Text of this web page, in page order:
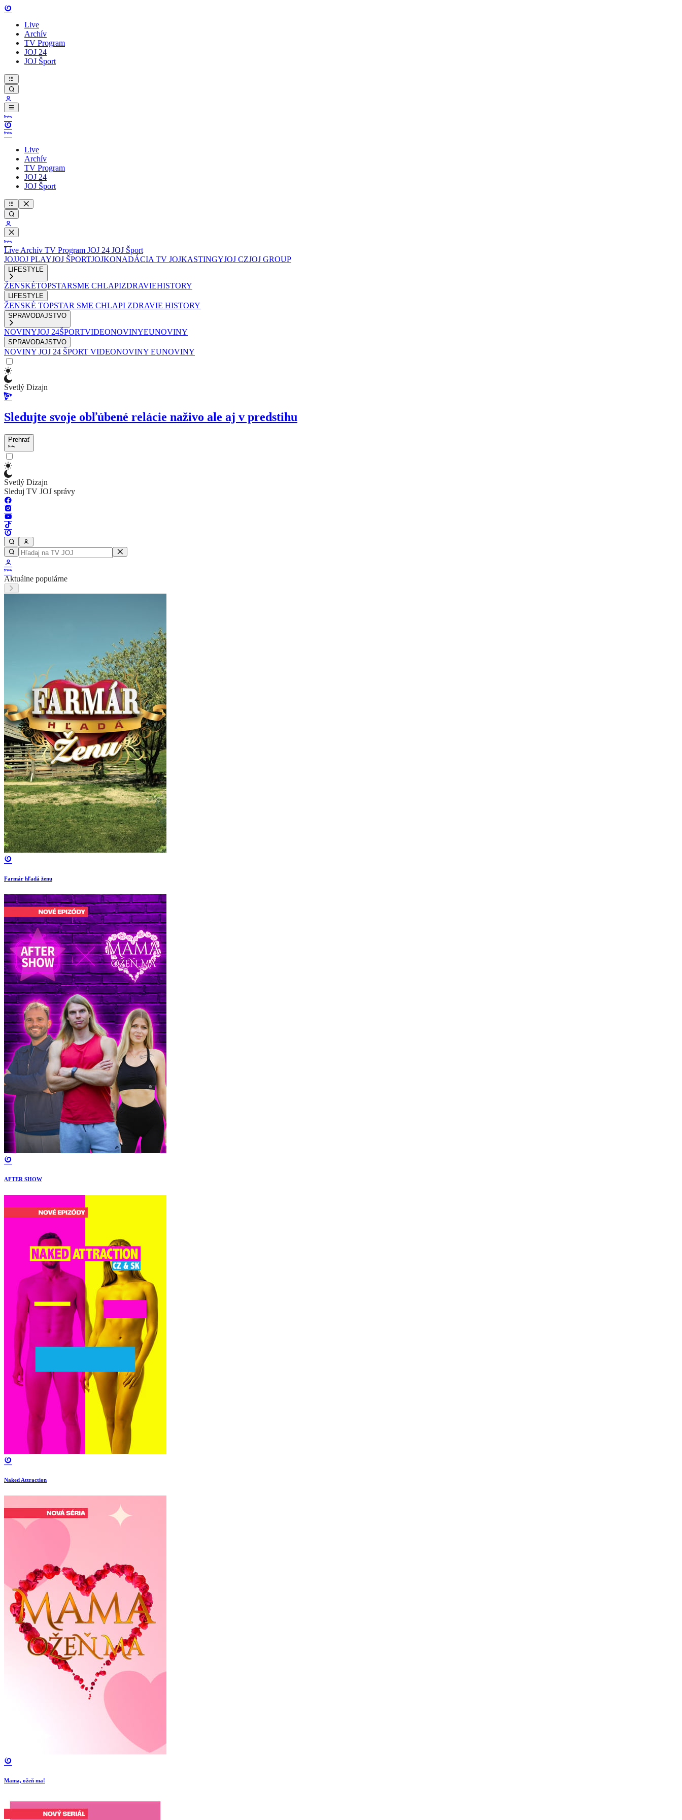
Live
Archív
TV Program
JOJ 24
JOJ Šport
Live
Archív
TV Program
JOJ 24
JOJ Šport
Live Archív TV Program JOJ 24 JOJ Šport
JOJJOJ PLAYJOJ ŠPORTJOJKONADÁCIA TV JOJKASTINGYJOJ CZJOJ GROUP
LIFESTYLE
ŽENSKÉTOPSTARSME CHLAPIZDRAVIEHISTORY
LIFESTYLE
ŽENSKÉ TOPSTAR SME CHLAPI ZDRAVIE HISTORY
SPRAVODAJSTVO
NOVINYJOJ 24ŠPORTVIDEONOVINYEUNOVINY
SPRAVODAJSTVO
NOVINY JOJ 24 ŠPORT VIDEONOVINY EUNOVINY
Svetlý Dizajn
Sledujte svoje obľúbené relácie naživo ale aj v predstihu
Prehrať
Svetlý Dizajn
Sleduj TV JOJ správy
Aktuálne populárne
Farmár hľadá ženu
AFTER SHOW
Naked Attraction
Mama, ožeň ma!